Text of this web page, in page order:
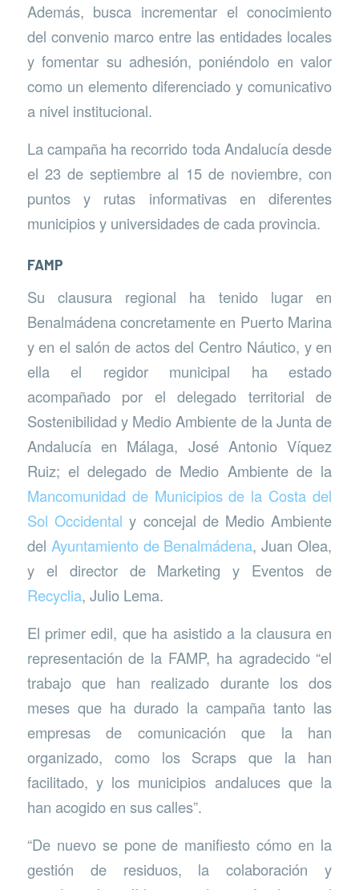
Además, busca incrementar el conocimiento
del convenio marco entre las entidades locales
y fomentar su adhesión, poniéndolo en valor
como un elemento diferenciado y comunicativo
a nivel institucional.
La campaña ha recorrido toda Andalucía desde
el 23 de septiembre al 15 de noviembre, con
puntos y rutas informativas en diferentes
municipios y universidades de cada provincia.
FAMP
Su clausura regional ha tenido lugar en
Benalmádena concretamente en Puerto Marina
y en el salón de actos del Centro Náutico, y en
ella el regidor municipal ha estado
acompañado por el delegado territorial de
Sostenibilidad y Medio Ambiente de la Junta de
Andalucía en Málaga, José Antonio Víquez
Ruiz; el delegado de Medio Ambiente de la
Mancomunidad de Municipios de la Costa del
Sol Occidentaly concejal de Medio Ambiente
del Ayuntamiento de Benalmádena, Juan Olea,
y el director de Marketing y Eventos de
Recyclia, Julio Lema.
El primer edil, que ha asistido a la clausura en
representación de la FAMP, ha agradecido “el
trabajo que han realizado durante los dos
meses que ha durado la campaña tanto las
empresas de comunicación que la han
organizado, como los Scraps que la han
facilitado, y los municipios andaluces que la
han acogido en sus calles”.
“De nuevo se pone de manifiesto cómo en la
gestión de residuos, la colaboración y